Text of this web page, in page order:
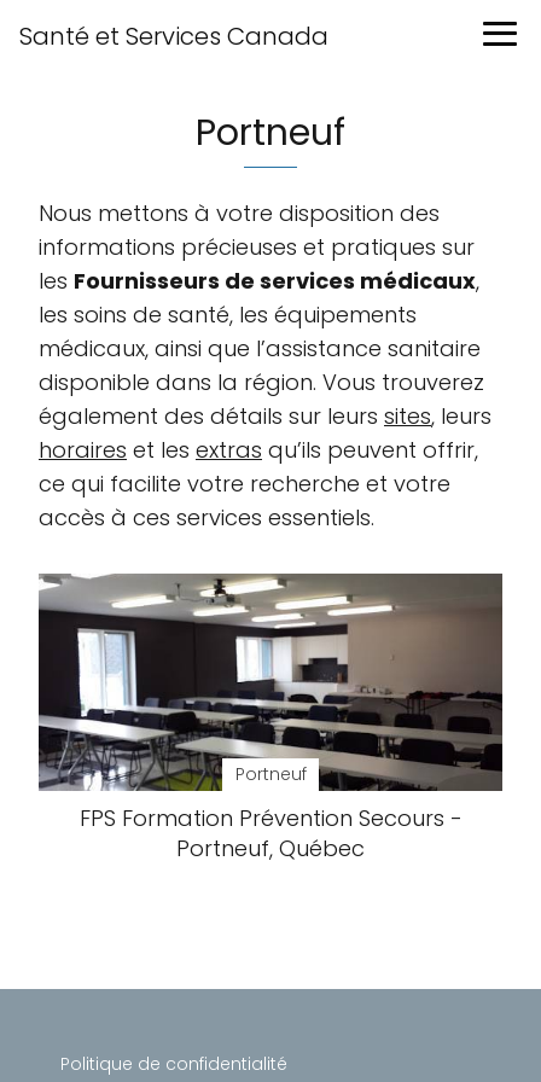
Santé et Services Canada
Portneuf
Nous mettons à votre disposition des
informations précieuses et pratiques sur
les Fournisseurs de services médicaux,
les soins de santé, les équipements
médicaux, ainsi que l’assistance sanitaire
disponible dans la région. Vous trouverez
également des détails sur leurs sites, leurs
horaires et les extras qu’ils peuvent offrir,
ce qui facilite votre recherche et votre
accès à ces services essentiels.
Portneuf
FPS Formation Prévention Secours -
Portneuf, Québec
Politique de confidentialité